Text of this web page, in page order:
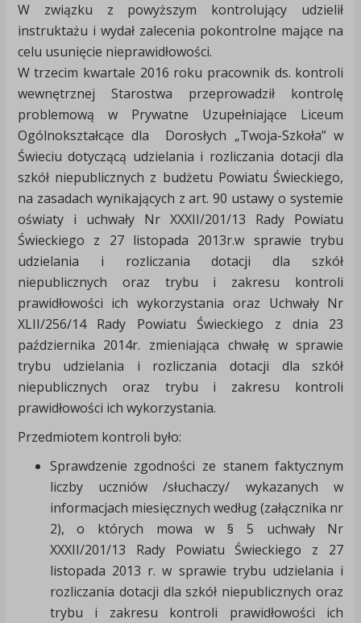
W związku z powyższym kontrolujący udzielił
instruktażu i wydał zalecenia pokontrolne mające na
celu usunięcie nieprawidłowości.
W trzecim kwartale 2016 roku pracownik ds. kontroli
wewnętrznej Starostwa przeprowadził kontrolę
problemową w Prywatne Uzupełniające Liceum
Ogólnokształcące dla Dorosłych „Twoja-Szkoła” w
Świeciu dotyczącą udzielania i rozliczania dotacji dla
szkół niepublicznych z budżetu Powiatu Świeckiego,
na zasadach wynikających z art. 90 ustawy o systemie
oświaty i uchwały Nr XXXII/201/13 Rady Powiatu
Świeckiego z 27 listopada 2013r.w sprawie trybu
udzielania i rozliczania dotacji dla szkół
niepublicznych oraz trybu i zakresu kontroli
prawidłowości ich wykorzystania oraz Uchwały Nr
XLII/256/14 Rady Powiatu Świeckiego z dnia 23
października 2014r. zmieniająca chwałę w sprawie
trybu udzielania i rozliczania dotacji dla szkół
niepublicznych oraz trybu i zakresu kontroli
prawidłowości ich wykorzystania.
Przedmiotem kontroli było:
Sprawdzenie zgodności ze stanem faktycznym
liczby uczniów /słuchaczy/ wykazanych w
informacjach miesięcznych według (załącznika nr
2), o których mowa w § 5 uchwały Nr
XXXII/201/13 Rady Powiatu Świeckiego z 27
listopada 2013 r. w sprawie trybu udzielania i
rozliczania dotacji dla szkół niepublicznych oraz
trybu i zakresu kontroli prawidłowości ich